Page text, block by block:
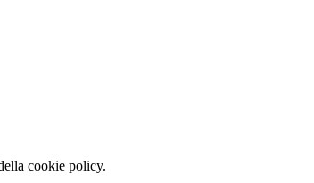
cookie policy.